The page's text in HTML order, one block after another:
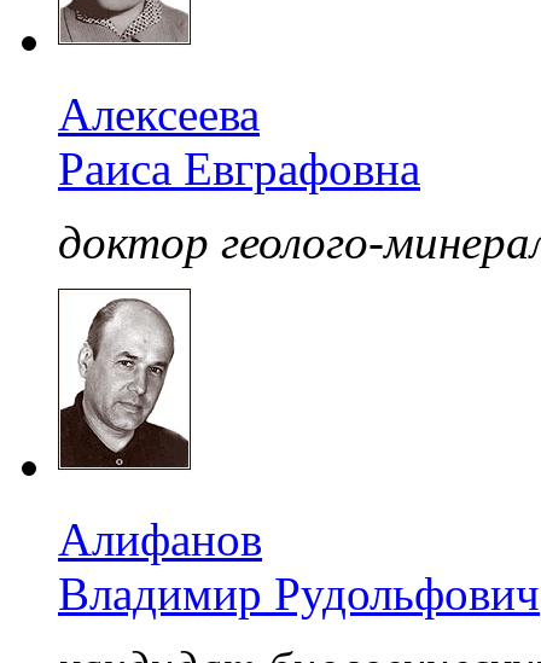
Алексеева
Раиса Евграфовна
доктор геолого-
Алифанов
Владимир Рудольфович